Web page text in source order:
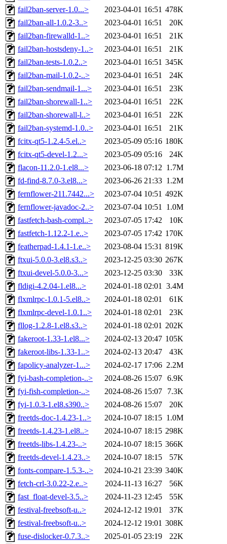
fail2ban-server-1.0...>
2023-04-01 16:51 478K
fail2ban-all-1.0.2-3..>
2023-04-01 16:51
20K
fail2ban-firewalld-1..>
2023-04-01 16:51
21K
fail2ban-hostsdeny-1..>
2023-04-01 16:51
21K
fail2ban-tests-1.0.2..>
2023-04-01 16:51 345K
fail2ban-mail-1.0.2-..>
2023-04-01 16:51
24K
fail2ban-sendmail-1...>
2023-04-01 16:51
23K
fail2ban-shorewall-1..>
2023-04-01 16:51
22K
fail2ban-shorewall-l..>
2023-04-01 16:51
22K
fail2ban-systemd-1.0..>
2023-04-01 16:51
21K
fcitx-qt5-1.2.4-5.el..>
2023-05-09 05:16 180K
fcitx-qt5-devel-1.2...>
2023-05-09 05:16
24K
flacon-11.2.0-1.el8...>
2023-06-18 07:12 1.7M
fd-find-8.7.0-3.el8...>
2023-06-26 21:33 1.2M
fernflower-211.7442...>
2023-07-04 10:51 492K
fernflower-javadoc-2..>
2023-07-04 10:51 1.0M
fastfetch-bash-compl..>
2023-07-05 17:42
10K
fastfetch-1.12.2-1.e..>
2023-07-05 17:42 170K
featherpad-1.4.1-1.e..>
2023-08-04 15:31 819K
ftxui-5.0.0-3.el8.s3..>
2023-12-25 03:30 267K
ftxui-devel-5.0.0-3...>
2023-12-25 03:30
33K
fldigi-4.2.04-1.el8...>
2024-01-18 02:01 3.4M
flxmlrpc-1.0.1-5.el8..>
2024-01-18 02:01
61K
flxmlrpc-devel-1.0.1..>
2024-01-18 02:01
23K
fllog-1.2.8-1.el8.s3..>
2024-01-18 02:01 202K
fakeroot-1.33-1.el8...>
2024-02-13 20:47 105K
fakeroot-libs-1.33-1..>
2024-02-13 20:47
43K
fapolicy-analyzer-1...>
2024-02-17 17:06 2.2M
fyi-bash-completion-..>
2024-08-26 15:07 6.9K
fyi-fish-completion-..>
2024-08-26 15:07
7.3K
fyi-1.0.3-1.el8.s390..>
2024-08-26 15:07
20K
freetds-doc-1.4.23-1..>
2024-10-07 18:15 1.0M
freetds-1.4.23-1.el8..>
2024-10-07 18:15 298K
freetds-libs-1.4.23-..>
2024-10-07 18:15 366K
freetds-devel-1.4.23..>
2024-10-07 18:15
57K
fonts-compare-1.5.3-..>
2024-10-21 23:39 340K
fetch-crl-3.0.22-2.e..>
2024-11-13 16:27
56K
fast_float-devel-3.5..>
2024-11-23 12:45
55K
festival-freebsoft-u..>
2024-12-12 19:01
37K
festival-freebsoft-u..>
2024-12-12 19:01 308K
fuse-dislocker-0.7.3..>
2025-01-05 23:19
22K